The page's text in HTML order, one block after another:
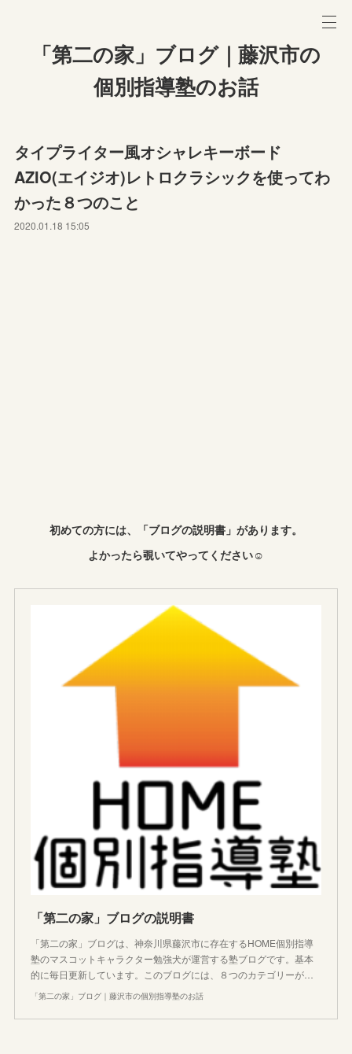
「第二の家」ブログ｜藤沢市の
個別指導塾のお話
タイプライター風オシャレキーボード
AZIO(エイジオ)レトロクラシックを使ってわ
かった８つのこと
2020.01.18 15:05
初めての方には、「ブログの説明書」があります。
よかったら覗いてやってください☺︎
「第二の家」ブログの説明書
「第二の家」ブログは、神奈川県藤沢市に存在するHOME個別指導
塾のマスコットキャラクター勉強犬が運営する塾ブログです。基本
的に毎日更新しています。このブログには、８つのカテゴリーが…
「第二の家」ブログ｜藤沢市の個別指導塾のお話